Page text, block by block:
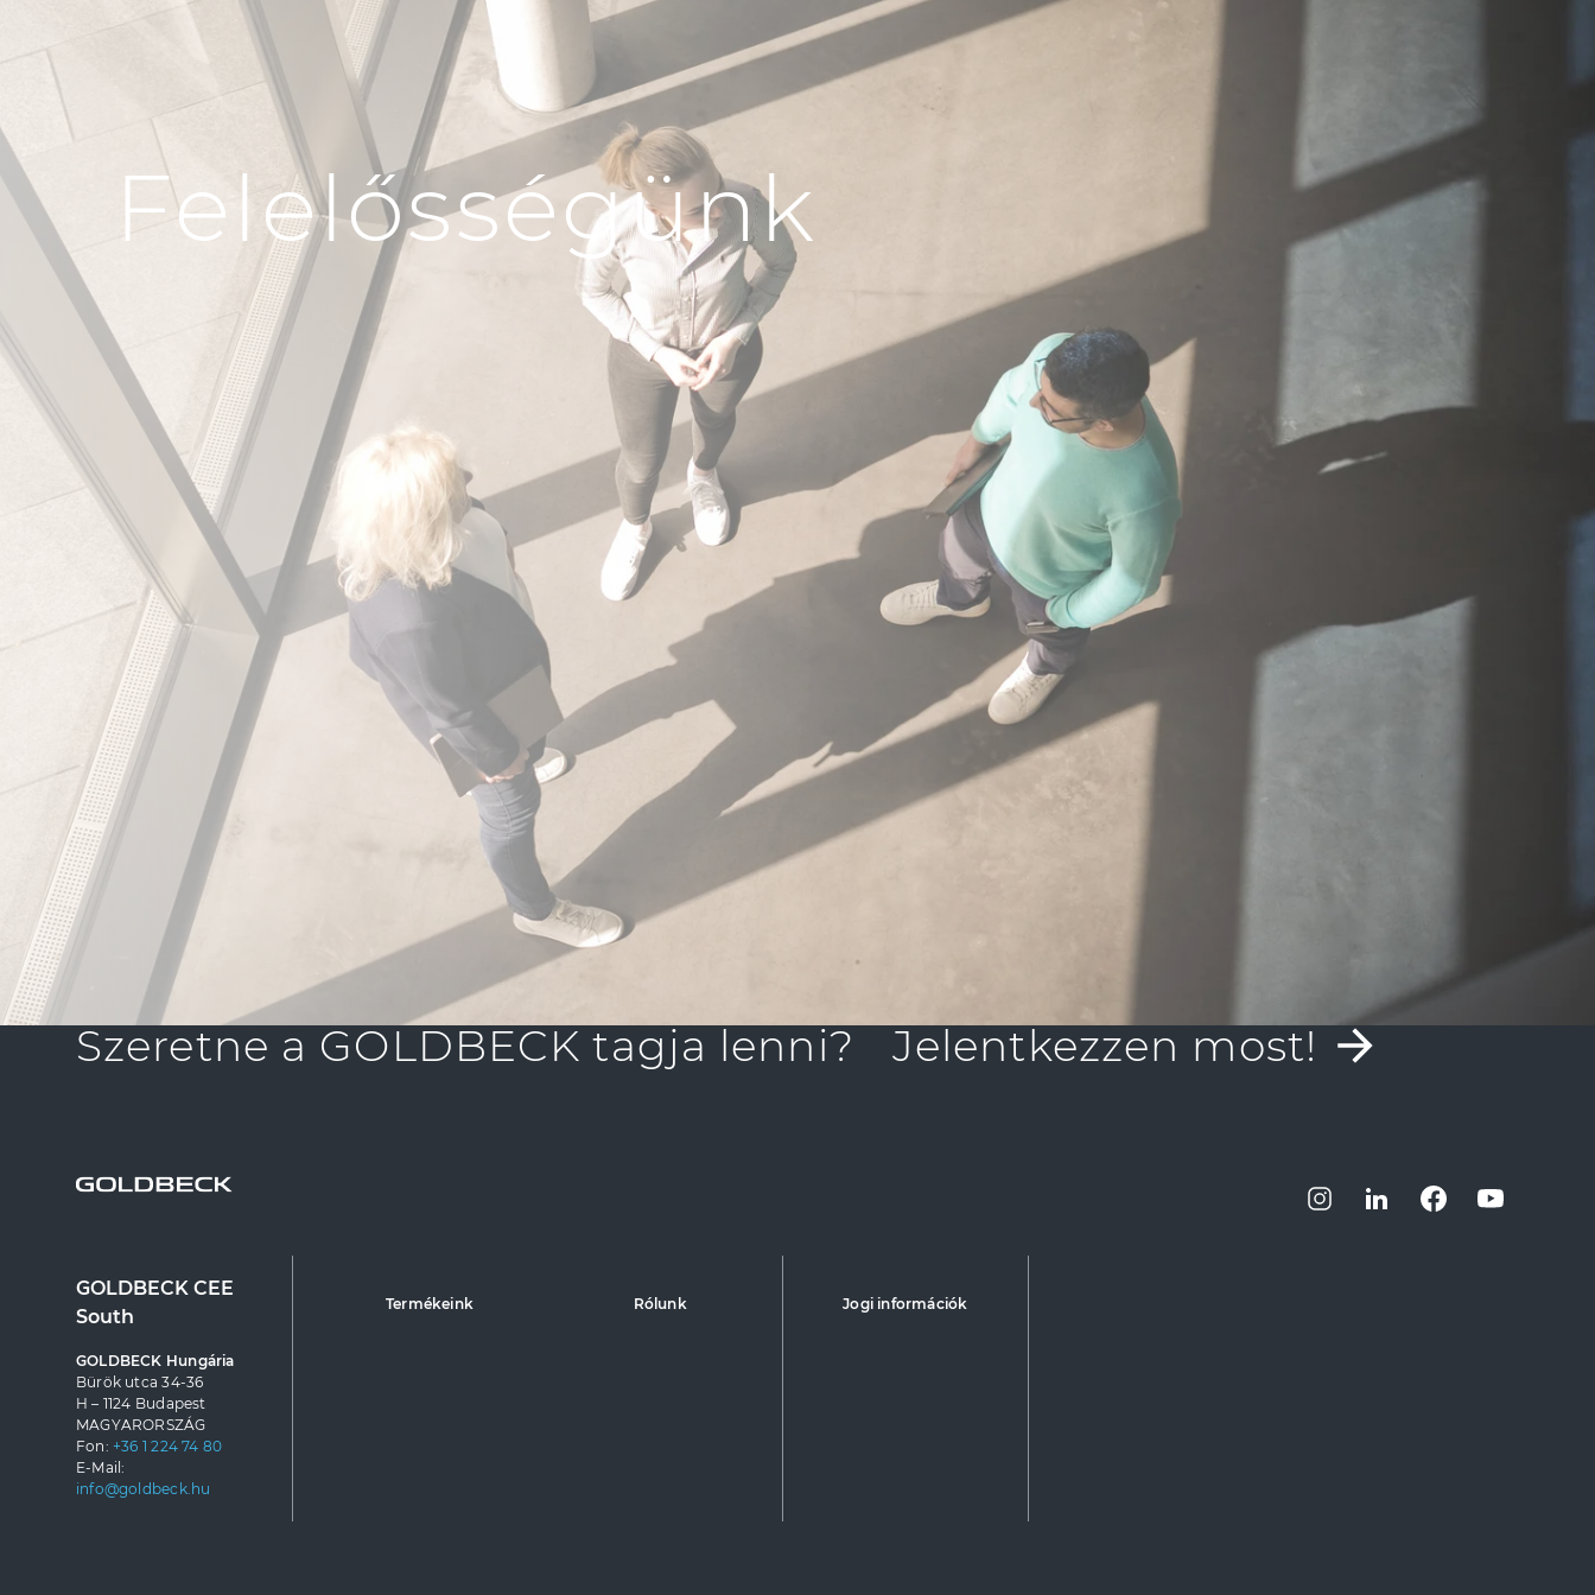
Felelősségünk
Fenntarthatóság
Megfelelési irányelvek
Magatartási kódex
Eljárási szabályzat
Panaszkezelési rendszer
Ortwin Goldbeck Holding SE
Szeretne a GOLDBECK tagja lenni? Jelentkezzen most!
GOLDBECK CEE
South
GOLDBECK Hungária
Bürök utca 34-36
H – 1124 Budapest
MAGYARORSZÁG
Fon: +36 1 224 74 80
E-Mail:
info@goldbeck.hu
Termékeink Rólunk Jogi információk